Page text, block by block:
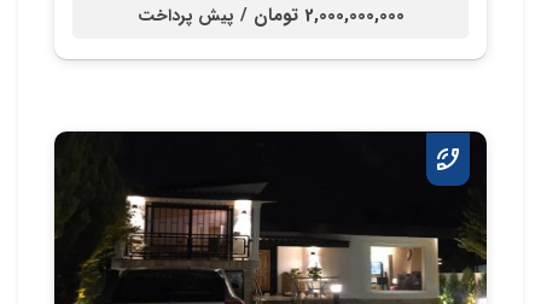
2,000,000,000 تومان / پیش پرداخت